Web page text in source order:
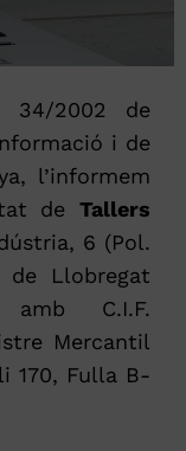
34/2002 de
i de
l’informem
deTallers
6 (Pol.
Llobregat
amb C.I.F.
Mercantil
170, Fulla B-